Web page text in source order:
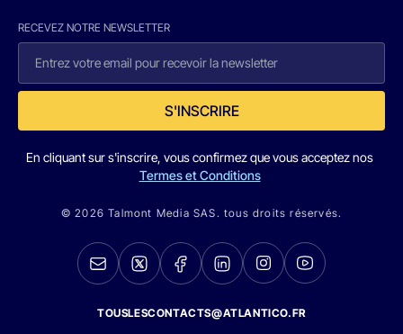
RECEVEZ NOTRE NEWSLETTER
S'INSCRIRE
En cliquant sur s'inscrire, vous confirmez que vous acceptez nos
Termes et Conditions
© 2026 Talmont Media SAS. tous droits réservés.
TOUSLESCONTACTS@ATLANTICO.FR